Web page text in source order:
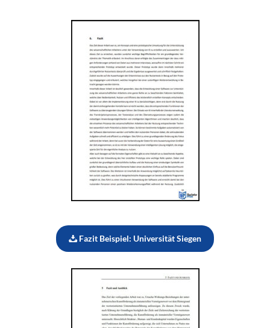
Fazit Beispiel: Universität Siegen